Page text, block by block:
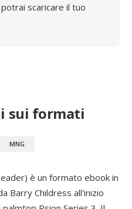
scaricare il tuo
sui formati
MNG
è un formato ebook in
Barry Childress all'inizio